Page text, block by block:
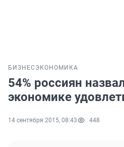
БИЗНЕС ЭКОНОМИКА
54% россиян
экономике
14 сентября 2015, 08:43 448